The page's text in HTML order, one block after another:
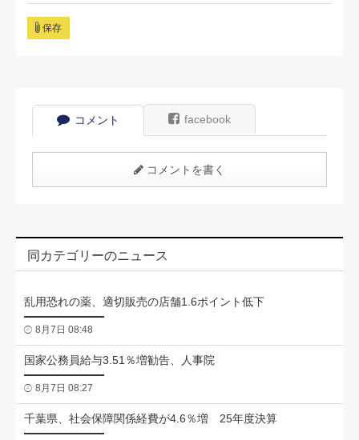
保存
コメント facebook
コメントを書く
同カテゴリーのニュース
乱用恐れの薬、適切販売の店舗1.6ポイント低下
8月7日 08:48
国家公務員給与3.51％増勧告、人事院
8月7日 08:27
千葉県、社会保障関係経費が4.6％増 25年度決算